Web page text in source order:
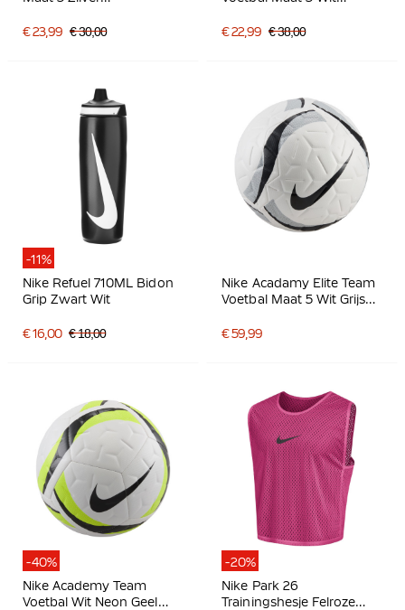
€ 23,99 € 30,00
€ 22,99 € 38,00
-11%
Nike Refuel 710ML Bidon
Grip Zwart Wit
€ 16,00 € 18,00
Nike Acadamy Elite Team
Voetbal Maat 5 Wit Grijs
€ 59,99
-40%
Nike Academy Team
Voetbal Wit Neon Geel
-20%
Nike Park 26
Trainingshesje Felroze